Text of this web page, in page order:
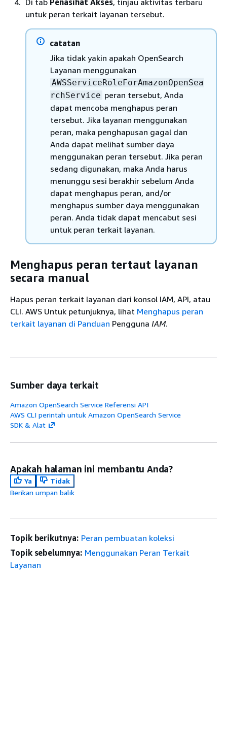
untuk peran terkait layanan tersebut.
catatan
Jika tidak yakin apakah OpenSearch
Layanan menggunakan
AWSServiceRoleForAmazonOpenSea
rchService peran tersebut, Anda
dapat mencoba menghapus peran
tersebut. Jika layanan menggunakan
peran, maka penghapusan gagal dan
Anda dapat melihat sumber daya
menggunakan peran tersebut. Jika peran
sedang digunakan, maka Anda harus
menunggu sesi berakhir sebelum Anda
dapat menghapus peran, and/or
menghapus sumber daya menggunakan
peran. Anda tidak dapat mencabut sesi
untuk peran terkait layanan.
Menghapus peran tertaut layanan
secara manual
Hapus peran terkait layanan dari konsol IAM, API, atau
CLI. AWS Untuk petunjuknya, lihat Menghapus peran
terkait layanan di Panduan Pengguna IAM.
Sumber daya terkait
Amazon OpenSearch Service Referensi API
AWS CLI perintah untuk Amazon OpenSearch Service
SDK & Alat
Apakah halaman ini membantu Anda?
Ya
Tidak
Berikan umpan balik
Topik berikutnya: Peran pembuatan koleksi
Topik sebelumnya: Menggunakan Peran Terkait
Layanan